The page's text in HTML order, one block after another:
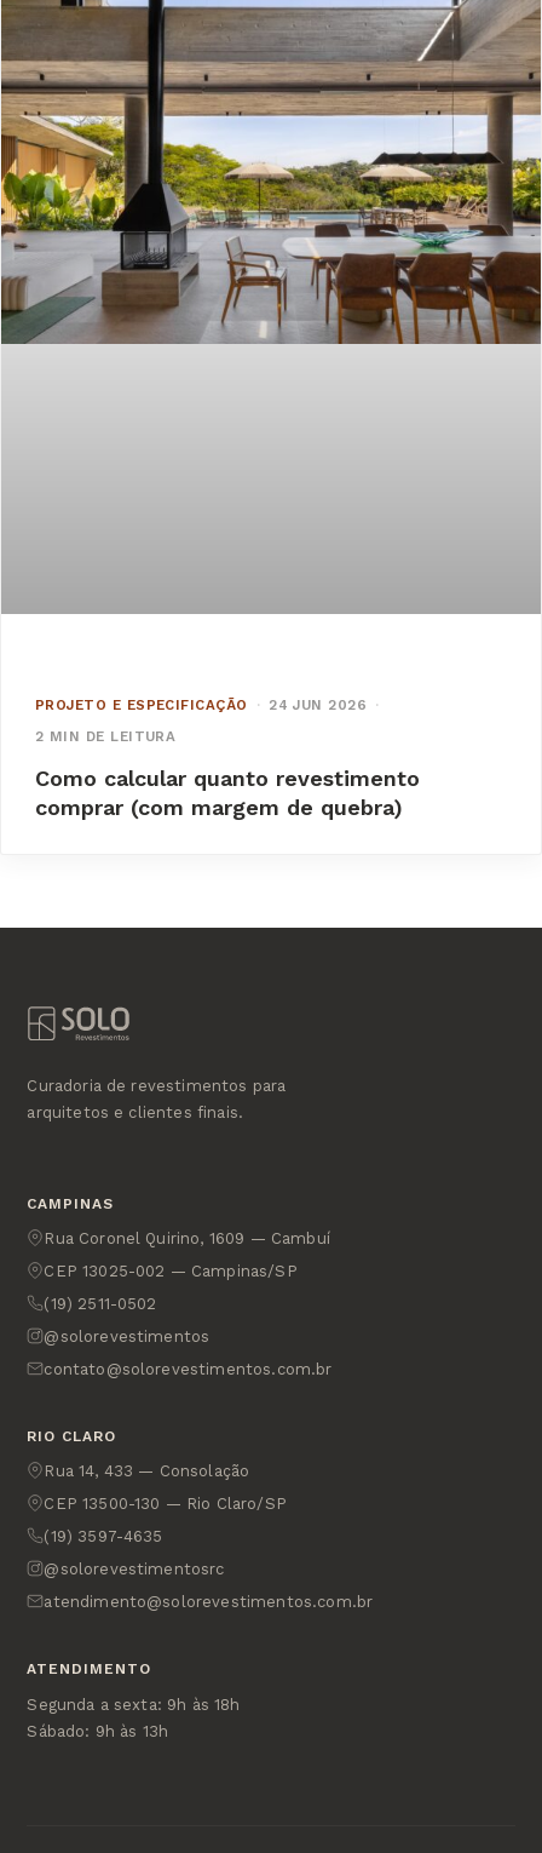
PROJETO E ESPECIFICAÇÃO · 24 JUN 2026
·
2 MIN DE LEITURA
Como calcular quanto revestimento
comprar (com margem de quebra)
Curadoria de revestimentos para
arquitetos e clientes finais.
CAMPINAS
Rua Coronel Quirino, 1609 — Cambuí
CEP 13025-002 — Campinas/SP
(19) 2511-0502
@solorevestimentos
contato@solorevestimentos.com.br
RIO CLARO
Rua 14, 433 — Consolação
CEP 13500-130 — Rio Claro/SP
(19) 3597-4635
@solorevestimentosrc
atendimento@solorevestimentos.com.br
ATENDIMENTO
Segunda a sexta: 9h às 18h
Sábado: 9h às 13h